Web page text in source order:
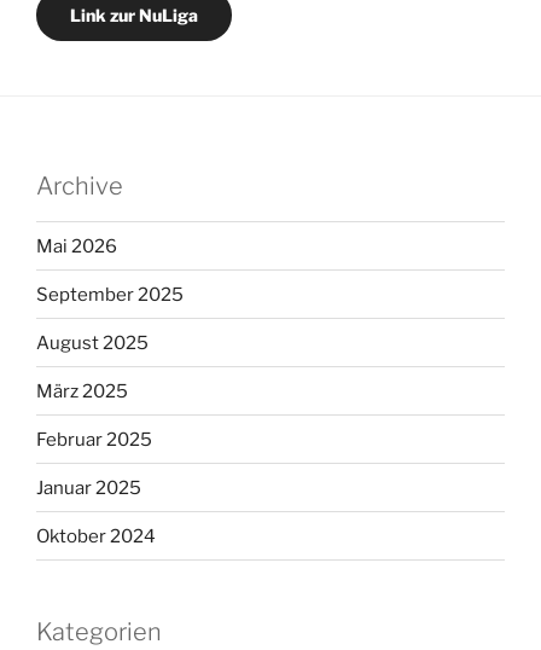
Link zur NuLiga
Archive
Mai 2026
September 2025
August 2025
März 2025
Februar 2025
Januar 2025
Oktober 2024
Kategorien